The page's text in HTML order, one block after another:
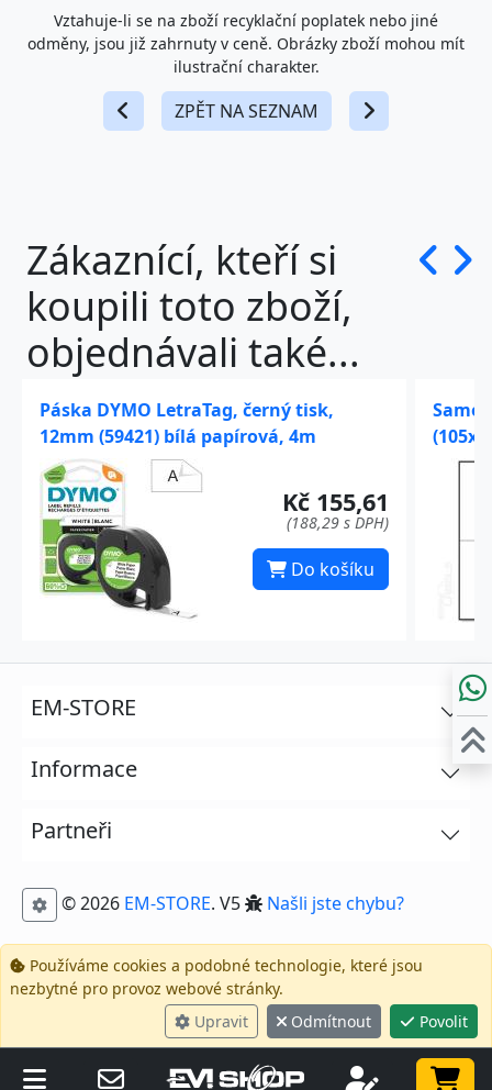
Vztahuje-li se na zboží recyklační poplatek nebo jiné
odměny, jsou již zahrnuty v ceně. Obrázky zboží mohou mít
ilustrační charakter.
ZPĚT NA SEZNAM
Zákaznící, kteří si
koupili toto zboží,
objednávali také...
Páska DYMO LetraTag, černý tisk,
12mm (59421) bílá papírová, 4m
Kč 155,61
(188,29 s DPH)
Do košíku
EM-STORE
Informace
Partneři
© 2026 EM-STORE. V5 Našli jste chybu?
Používáme cookies a podobné technologie, které jsou
nezbytné pro provoz webové stránky.
Upravit
Odmítnout Povolit